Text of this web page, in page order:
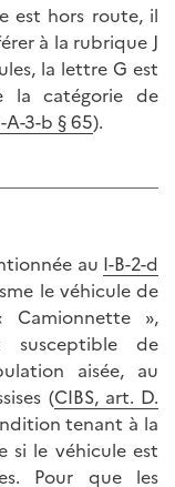
est hors route, il
à la rubrique J
la lettre G est
la catégorie de
A-3-b § 65).
au I-B-2-d
le véhicule de
Camionnette »,
susceptible de
aisée, au
(CIBS, art. D.
tenant à la
si le véhicule est
Pour que les